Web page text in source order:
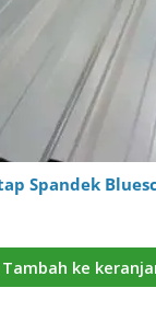
Spandek
Tambah ke